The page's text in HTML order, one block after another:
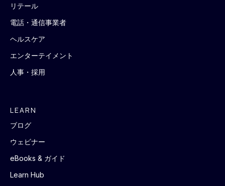
リテール
電話・通信事業者
ヘルスケア
エンターテイメント
人事・採用
LEARN
ブログ
ウェビナー
eBooks & ガイド
Learn Hub